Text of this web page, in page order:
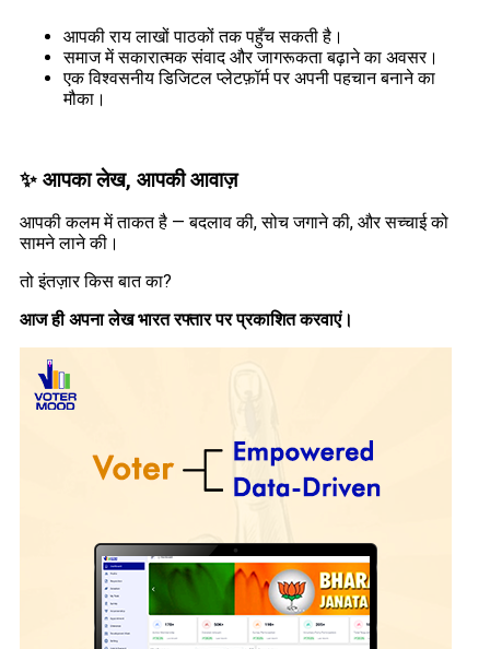
आपकी राय लाखों पाठकों तक पहुँच सकती है।
समाज में सकारात्मक संवाद और जागरूकता बढ़ाने का अवसर।
एक विश्वसनीय डिजिटल प्लेटफ़ॉर्म पर अपनी पहचान बनाने का
मौका।
✨ आपका लेख, आपकी आवाज़
आपकी कलम में ताकत है — बदलाव की, सोच जगाने की, और सच्चाई को
सामने लाने की।
तो इंतज़ार किस बात का?
आज ही अपना लेख भारत रफ्तार पर प्रकाशित करवाएं।